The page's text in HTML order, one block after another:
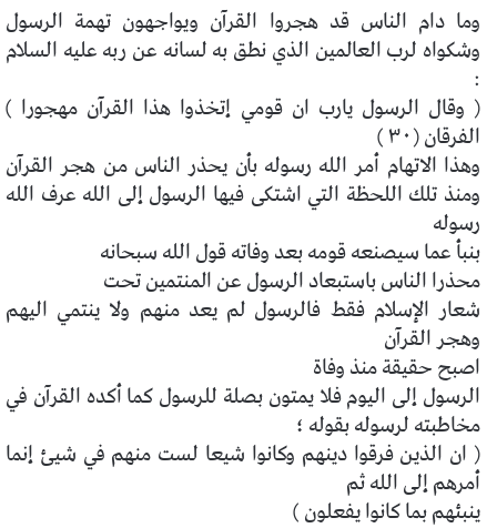
وما دام الناس قد هجروا القرآن ويواجهون تهمة الرسول
وشكواه لرب العالمين الذي نطق به لسانه عن ربه عليه السلام
:
( وقال الرسول يارب ان قومي إتخذوا هذا القرآن مهجورا )
الفرقان (٣٠ )
وهذا الاتهام أمر الله رسوله بأن يحذر الناس من هجر القرآن
ومنذ تلك اللحظة التي اشتكى فيها الرسول إلى الله عرف الله
رسوله
بنبأ عما سيصنعه قومه بعد وفاته قول الله سبحانه
محذرا الناس باستبعاد الرسول عن المنتمين تحت
شعار الإسلام فقط فالرسول لم يعد منهم ولا ينتمي اليهم
وهجر القرآن
اصبح حقيقة منذ وفاة
الرسول إلى اليوم فلا يمتون بصلة للرسول كما أكده القرآن في
مخاطبته لرسوله بقوله ؛
( ان الذين فرقوا دينهم وكانوا شيعا لست منهم في شيئ إنما
أمرهم إلى الله ثم
ينبئهم بما كانوا يفعلون )